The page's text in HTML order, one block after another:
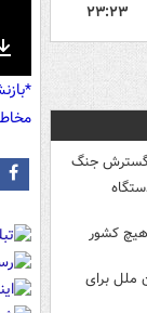
۲۳:۲۳
گسترش جنگ
هیچ کشور
ملل برای
Download